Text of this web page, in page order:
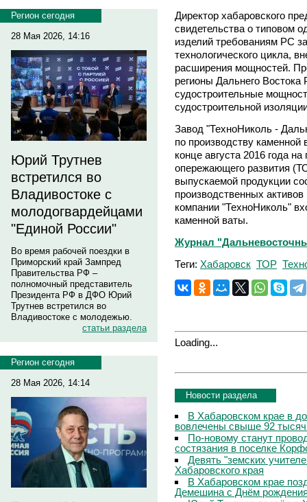
Регион сегодня
28 Мая 2026, 14:16
Юрий Трутнев
встретился во
Владивостоке с
молодогвардейцами
"Единой России"
Во время рабочей поездки в
Приморский край Зампред
Правительства РФ –
полномочный представитель
Президента РФ в ДФО Юрий
Трутнев встретился во
Владивостоке с молодежью.
статьи раздела
Регион сегодня
28 Мая 2026, 14:14
Директор хабаровского
свидетельства о типовом
изделий требованиям РС
технологического цикла,
расширения мощностей.
регионы Дальнего Востока
судостроительные
судостроительной
Завод "ТехноНиколь -
по производству
конце августа 2016 года
опережающего развития
выпускаемой продукции
производственных
компании "ТехноНиколь"
каменной ваты.
Журнал
Теги: Хабаровск ТОР
Loading...
Новости раздела
В Хабаровском крае в
вовлечены свыше 92 тысяч
По-новому станут
состязания в поселке
Девять "земских
Хабаровского края
В Хабаровском крае
Демешина с Днём